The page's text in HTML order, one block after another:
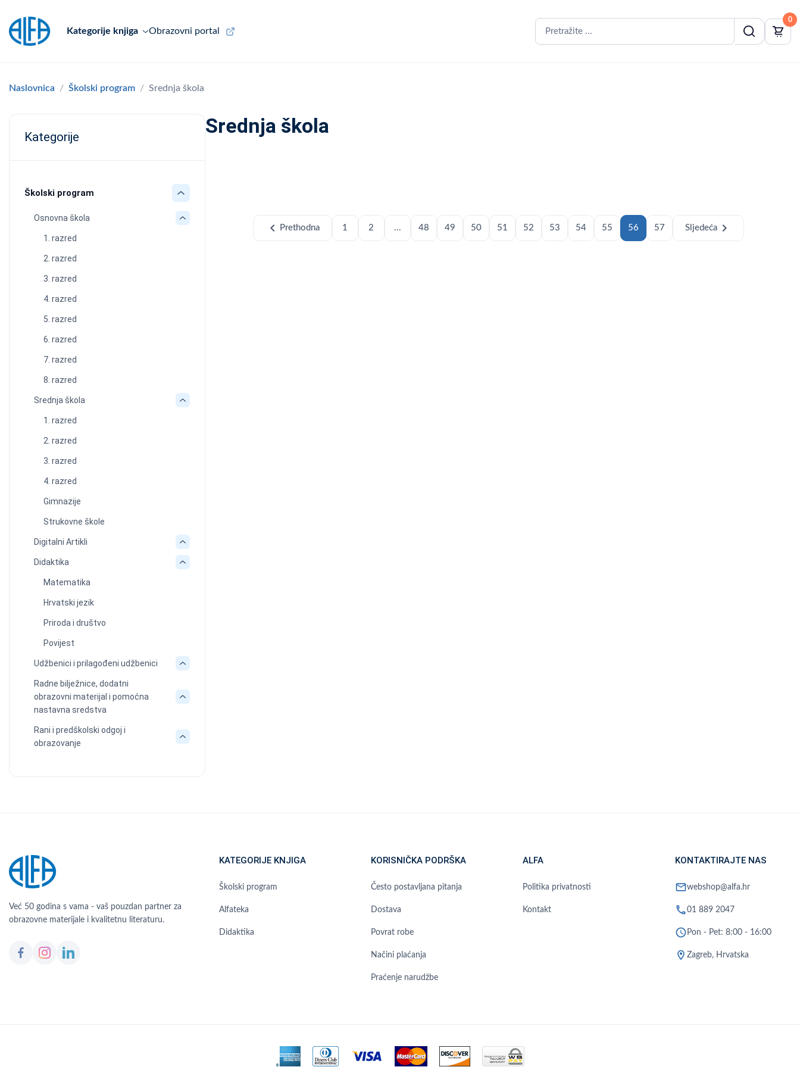
Kategorije knjiga Obrazovni portal
0
Naslovnica Školski program Srednja škola
Kategorije
Školski program
Osnovna škola
1. razred
2. razred
3. razred
4. razred
5. razred
6. razred
7. razred
8. razred
Srednja škola
1. razred
2. razred
3. razred
4. razred
Gimnazije
Strukovne škole
Digitalni Artikli
Didaktika
Matematika
Hrvatski jezik
Priroda i društvo
Povijest
Udžbenici i prilagođeni udžbenici
Radne bilježnice, dodatni
obrazovni materijal i pomoćna
nastavna sredstva
Rani i predškolski odgoj i
obrazovanje
Srednja škola
chevron_left Prethodna 1 2 ... 48 49 50 51 52 53 54 55 56 57 Sljedećachevron_right
Već 50 godina s vama - vaš pouzdan partner za
obrazovne materijale i kvalitetnu literaturu.
KATEGORIJE KNJIGA
Školski program
Alfateka
Didaktika
KORISNIČKA PODRŠKA
Često postavljana pitanja
Dostava
Povrat robe
Načini plaćanja
Praćenje narudžbe
ALFA
Politika privatnosti
Kontakt
KONTAKTIRAJTE NAS
mailwebshop@alfa.hr
phone01 889 2047
schedule Pon - Pet: 8:00 - 16:00
location_on Zagreb, Hrvatska